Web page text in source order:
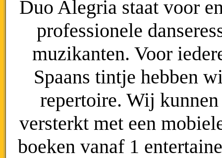
Duo Alegria staat voor
professionele
muzikanten. Voor
Spaans tintje hebben
repertoire. Wij
versterkt met een
boeken vanaf 1